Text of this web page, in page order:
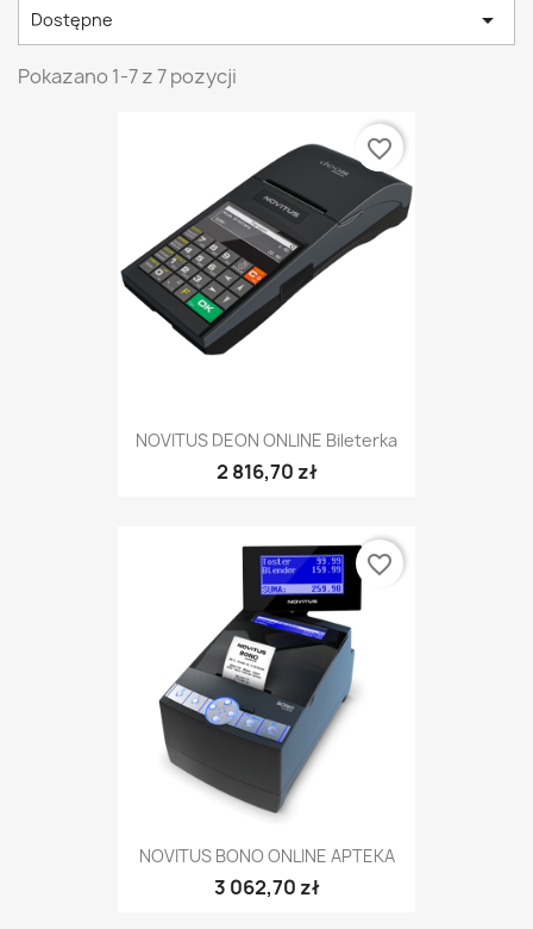
Dostępne 
Pokazano 1-7 z 7 pozycji
NOVITUS DEON ONLINE Bileterka
2 816,70 zł
favorite_border
NOVITUS BONO ONLINE APTEKA
3 062,70 zł
favorite_border